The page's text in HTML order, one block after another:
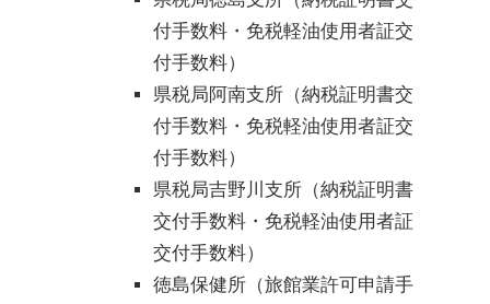
付手数料・免税軽油使用者証交
付手数料）
県税局阿南支所（納税証明書交
付手数料・免税軽油使用者証交
付手数料）
県税局吉野川支所（納税証明書
交付手数料・免税軽油使用者証
交付手数料）
徳島保健所（旅館業許可申請手